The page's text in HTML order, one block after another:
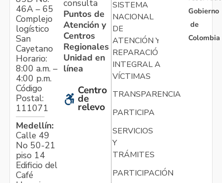
46A – 65
Complejo
logístico
San
Cayetano
Horario:
8:00 a.m. –
4:00 p.m.
Código
Postal:
111071
Medellín:
Calle 49
No 50-21
piso 14
Edificio del
Café
consulta
Puntos de
Atención y
Centros
Regionales
Unidad en
línea
Centro
de
relevo
SISTEMA
NACIONAL
DE
ATENCIÓN Y
REPARACIÓN
INTEGRAL A
VÍCTIMAS
TRANSPARENCIA
PARTICIPA
SERVICIOS
Y
TRÁMITES
PARTICIPACIÓN
Gobierno
de
Colombia